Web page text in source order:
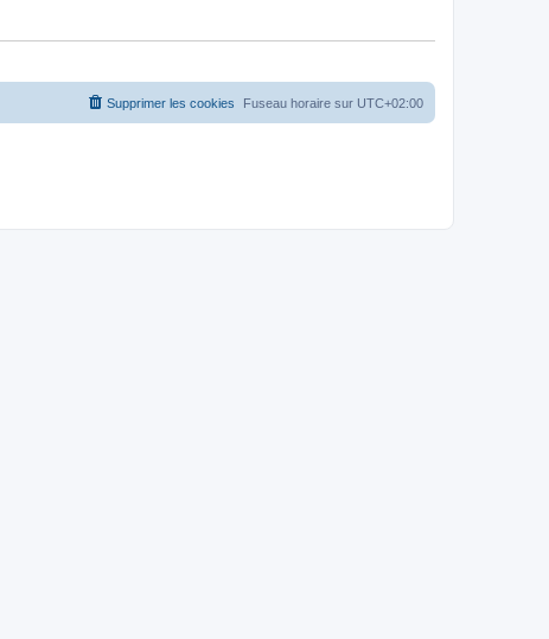
Fuseau horaire sur UTC+02:00
Supprimer les cookies